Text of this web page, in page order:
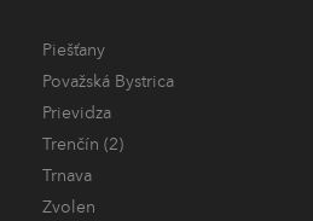
Piešťany
Považská Bystrica
Prievidza
Trenčín (2)
Trnava
Zvolen